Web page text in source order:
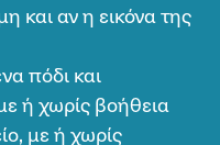
και αν η εικόνα της
πόδι και
ή χωρίς βοήθεια
με ή χωρίς